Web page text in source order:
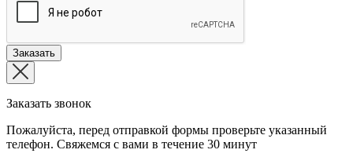
Заказать звонок
Пожалуйста, перед отправкой формы проверьте указанный
телефон. Свяжемся с вами в течение 30 минут